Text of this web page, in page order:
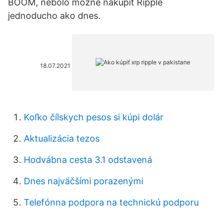
BOOM, nebolo možné nakúpiť Ripple
jednoducho ako dnes.
18.07.2021
Koľko čílskych pesos si kúpi dolár
Aktualizácia tezos
Hodvábna cesta 3.1 odstavená
Dnes najväčšími porazenými
Telefónna podpora na technickú podporu